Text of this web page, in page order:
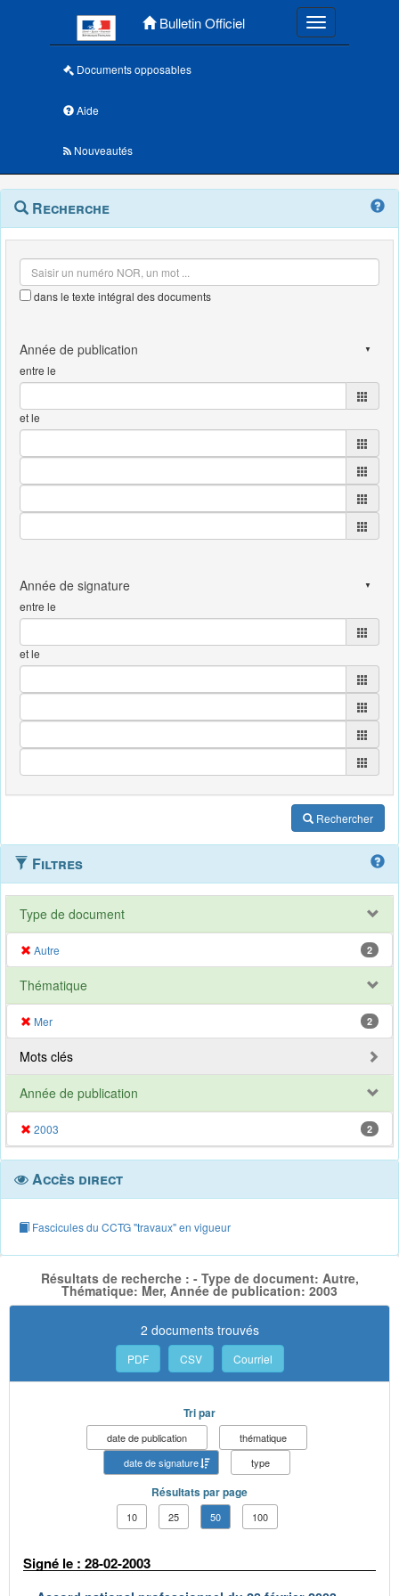
Bulletin Officiel Toggle
Documents opposables
Aide
Nouveautés
Navigation
outils
Menu
contextuel
Recherche
dans le texte intégral des documents
entre le
et le
entre le
et le
Rechercher
Filtres
Type de document
Autre 2
Thématique
Mer 2
Mots clés
Année de publication
2003 2
Accès direct
Fascicules du CCTG "travaux" en vigueur
Résultats de recherche : - Type de document: Autre,
Thématique: Mer, Année de publication: 2003
2 documents trouvés
PDF CSV Courriel
Tri par
date de publication
thématique
date de signature
type
Résultats par page
10 25 50 100
Signé le : 28-02-2003